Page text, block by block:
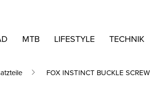
MTB LIFESTYLE TECHNIK
FOX INSTINCT BUCKLE SCREW